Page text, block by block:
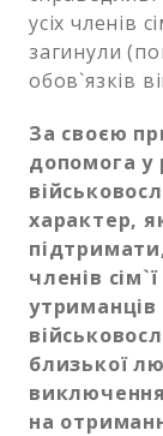
усіх членів
загинули
обов`язків
За своєю
допомога у
характер,
членів
утриманців
близької
на